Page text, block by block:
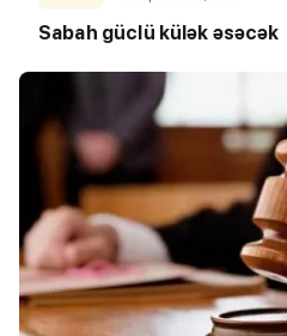
Sabah güclü külək əsəcək